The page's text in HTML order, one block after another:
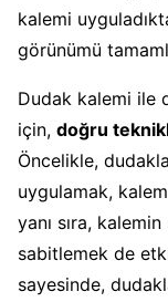
kalemi
görünümü
Dudak kalemi ile
için, doğru
Öncelikle,
uygulamak,
yanı sıra,
sabitlemek de
sayesinde,